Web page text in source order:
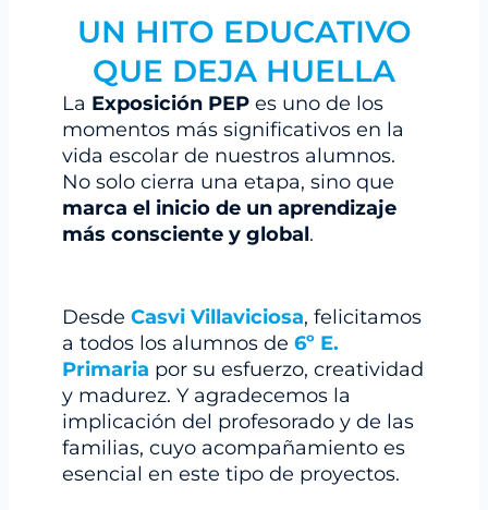
UN HITO EDUCATIVO
QUE DEJA HUELLA
La Exposición PEP es uno de los
momentos más significativos en la
vida escolar de nuestros alumnos.
No solo cierra una etapa, sino que
marca el inicio de un aprendizaje
más consciente y global.
Desde Casvi Villaviciosa, felicitamos
a todos los alumnos de6º E.
Primaria por su esfuerzo, creatividad
y madurez. Y agradecemos la
implicación del profesorado y de las
familias, cuyo acompañamiento es
esencial en este tipo de proyectos.